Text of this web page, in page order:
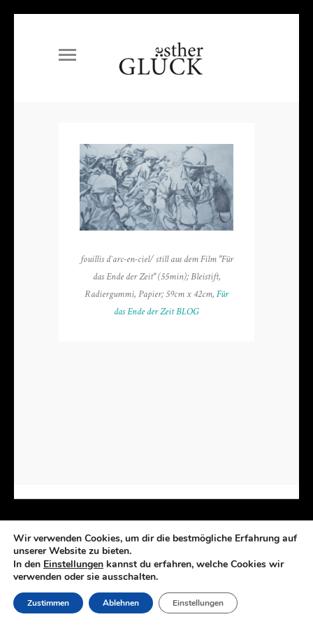
fouillis d`arc-en-ciel/ still aus dem Film "Für
das Ende der Zeit" (55min); Bleistift,
Radiergummi, Papier; 59cm x 42cm, Für
das Ende der Zeit BLOG
Kunst | Installationen | Zeichnungen | Objekte
Copyright 2023 Esther Glück | Umsetzung RW Grafik
Wir verwenden Cookies, um dir die bestmögliche Erfahrung auf
unserer Website zu bieten.
In den Einstellungen kannst du erfahren, welche Cookies wir
verwenden oder sie ausschalten.
Zustimmen Ablehnen Einstellungen